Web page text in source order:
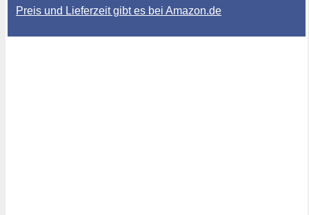
Preis und Lieferzeit gibt es bei Amazon.de